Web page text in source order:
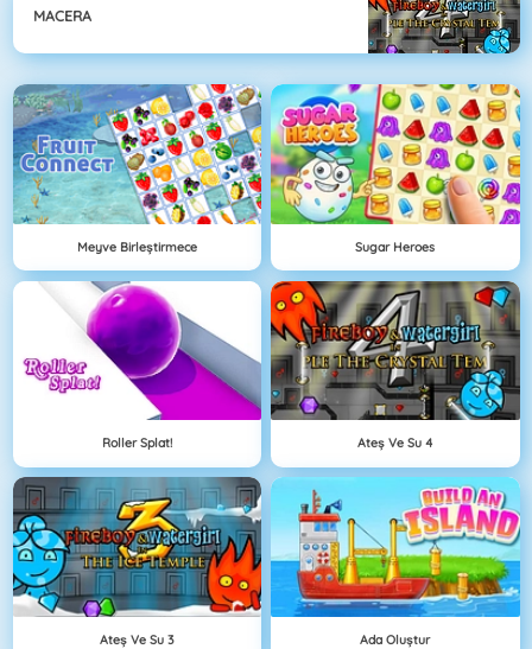
MACERA
Meyve Birleştirmece Sugar Heroes
Roller Splat! Ateş Ve Su 4
Ateş Ve Su 3 Ada Oluştur